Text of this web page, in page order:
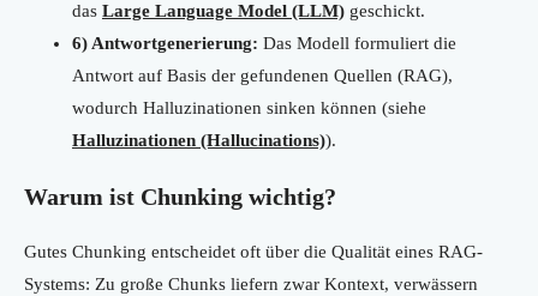
das Large Language Model (LLM) geschickt.
6) Antwortgenerierung: Das Modell formuliert die
Antwort auf Basis der gefundenen Quellen (RAG),
wodurch Halluzinationen sinken können (siehe
Halluzinationen (Hallucinations)).
Warum ist Chunking wichtig?
Gutes Chunking entscheidet oft über die Qualität eines RAG-
Systems: Zu große Chunks liefern zwar Kontext, verwässern